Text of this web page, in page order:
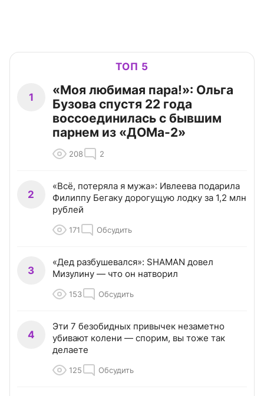
ТОП 5
1
«Моя любимая пара!»: Ольга
Бузова спустя 22 года
воссоединилась с бывшим
парнем из «ДОМа-2»
208 2
2
«Всё, потеряла я мужа»: Ивлеева подарила
Филиппу Бегаку дорогущую лодку за 1,2 млн
рублей
171 Обсудить
3
«Дед разбушевался»: SHAMAN довел
Мизулину — что он натворил
153 Обсудить
4
Эти 7 безобидных привычек незаметно
убивают колени — спорим, вы тоже так
делаете
125 Обсудить